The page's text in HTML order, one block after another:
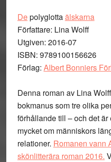
Depolyglottaälskarna
Författare: Lina Wolff
Utgiven: 2016-07
ISBN: 9789100156626
Förlag: Albert Bonniers
Denna roman av Lina
bokmanus som tre olika
förhållande till – och det
mycket om människors
relationer. Romanen vann
skönlitterära roman 2016.